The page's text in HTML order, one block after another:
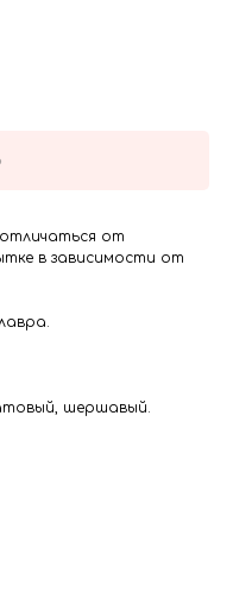
от
в зависимости от
шершавый.